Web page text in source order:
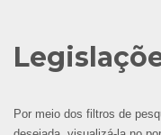
Por meio dos filtros de